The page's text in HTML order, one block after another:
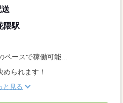
隈駅
ースで稼働可能...
られます！
と見る